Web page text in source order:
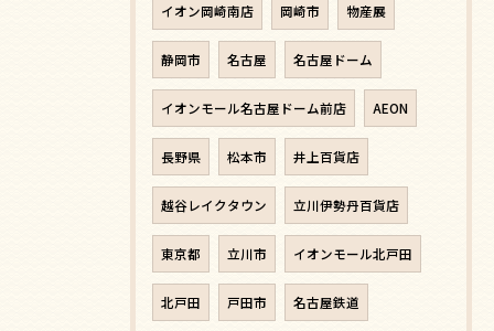
イオン岡崎南店 岡崎市 物産展
静岡市 名古屋 名古屋ドーム
イオンモール名古屋ドーム前店 AEON
長野県 松本市 井上百貨店
越谷レイクタウン 立川伊勢丹百貨店
東京都 立川市 イオンモール北戸田
北戸田 戸田市 名古屋鉄道